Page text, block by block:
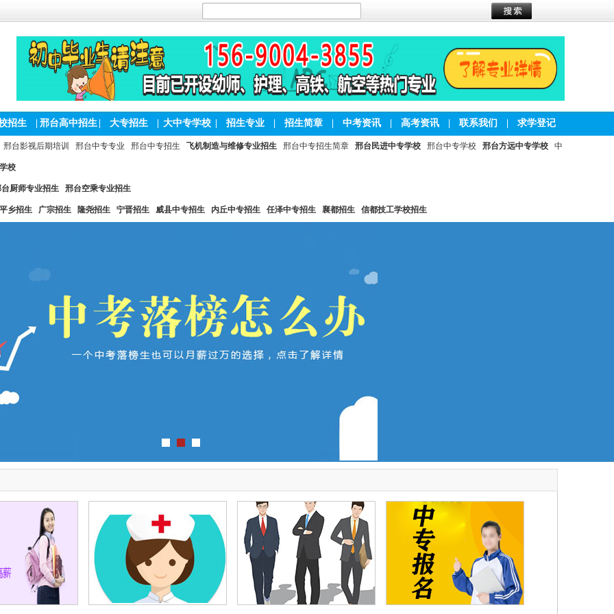
招生 邢台高中招生 大专招生 大中专学校 招生专业 招生简章 中考资讯 高考资讯 联系我们 求学登记
邢台影视后期培训 邢台中专专业 邢台中专招生 飞机制造与维修专业招生 邢台中专招生简章 邢台民进中专学校 邢台中专学校 邢台方远中专学校 中
校
厨师专业招生 邢台空乘专业招生
平乡招生 广宗招生 隆尧招生 宁晋招生 威县中专招生 内丘中专招生 任泽中专招生 襄都招生 信都技工学校招生